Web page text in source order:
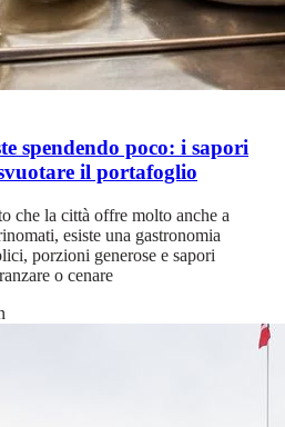
spendendo poco: i sapori
il portafoglio
che la città offre molto anche a
esiste una gastronomia
porzioni generose e sapori
o cenare